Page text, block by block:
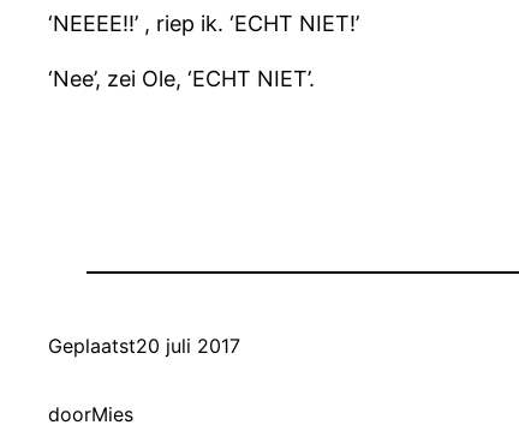
‘NEEEE!!’ , riep ik. ‘ECHT NIET!’
‘Nee’, zei Ole, ‘ECHT NIET’.
Geplaatst20 juli 2017
doorMies